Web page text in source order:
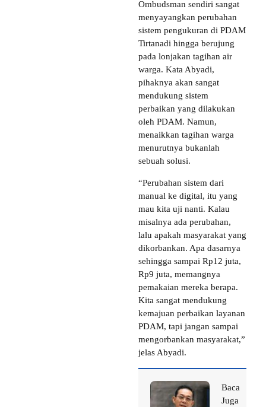
Ombudsman sendiri sangat
menyayangkan perubahan
sistem pengukuran di PDAM
Tirtanadi hingga berujung
pada lonjakan tagihan air
warga. Kata Abyadi,
pihaknya akan sangat
mendukung sistem
perbaikan yang dilakukan
oleh PDAM. Namun,
menaikkan tagihan warga
menurutnya bukanlah
sebuah solusi.
“Perubahan sistem dari
manual ke digital, itu yang
mau kita uji nanti. Kalau
misalnya ada perubahan,
lalu apakah masyarakat yang
dikorbankan. Apa dasarnya
sehingga sampai Rp12 juta,
Rp9 juta, memangnya
pemakaian mereka berapa.
Kita sangat mendukung
kemajuan perbaikan layanan
PDAM, tapi jangan sampai
mengorbankan masyarakat,”
jelas Abyadi.
Baca
Juga